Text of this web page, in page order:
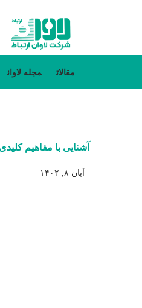
مقالات مجله لاوان
آشنایی با مفاهیم
آبان ۸, ۱۴۰۲